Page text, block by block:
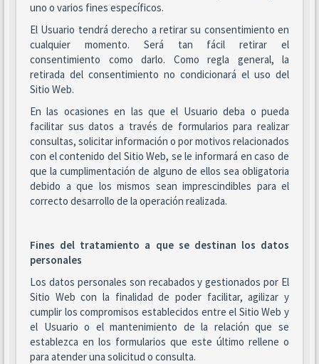
uno o varios fines específicos.
El Usuario tendrá derecho a retirar su consentimiento en
cualquier momento. Será tan fácil retirar el
consentimiento como darlo. Como regla general, la
retirada del consentimiento no condicionará el uso del
Sitio Web.
En las ocasiones en las que el Usuario deba o pueda
facilitar sus datos a través de formularios para realizar
consultas, solicitar información o por motivos relacionados
con el contenido del Sitio Web, se le informará en caso de
que la cumplimentación de alguno de ellos sea obligatoria
debido a que los mismos sean imprescindibles para el
correcto desarrollo de la operación realizada.
Fines del tratamiento a que se destinan los datos
personales
Los datos personales son recabados y gestionados por El
Sitio Web con la finalidad de poder facilitar, agilizar y
cumplir los compromisos establecidos entre el Sitio Web y
el Usuario o el mantenimiento de la relación que se
establezca en los formularios que este último rellene o
para atender una solicitud o consulta.